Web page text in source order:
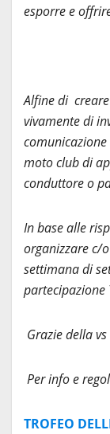
esporre e
Alfine di
vivamente di
moto club di
conduttore o
In base alle
organizzare c/
settimana di
partecipazione
Grazie della
Per info e
TROFEO